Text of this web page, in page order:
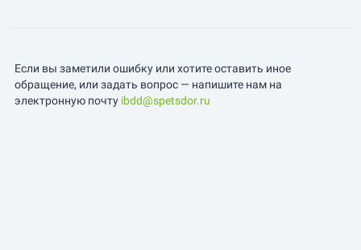
Если вы заметили ошибку или хотите оставить иное
обращение, или задать вопрос — напишите нам на
электронную почту ibdd@spetsdor.ru